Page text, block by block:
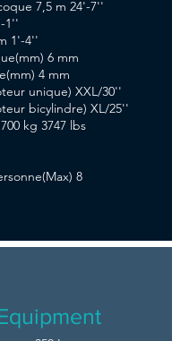
7,5 m 24'-7''
1''
1'-4''
6 mm
4 mm
unique) XXL/30''
bicylindre) XL/25''
kg 3747 lbs
8